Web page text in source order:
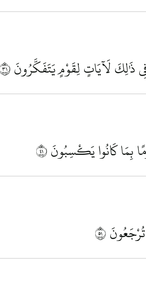
ذَٰلِكَ لَآيَاتٍ لِقَوْمٍ يَتَفَكَّرُونَ
بِمَا كَانُوا يَكْسِبُونَ١٤
١٥